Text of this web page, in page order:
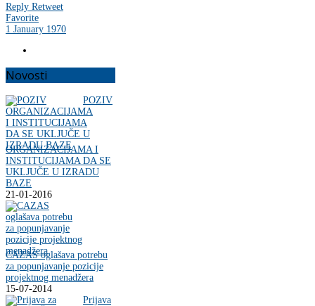
Reply Retweet
Favorite
1 January 1970
Novosti
POZIV
ORGANIZACIJAMA I
INSTITUCIJAMA DA SE
UKLJUČE U IZRADU
BAZE
21-01-2016
CAZAS oglašava potrebu
za popunjavanje pozicije
projektnog menadžera
15-07-2014
Prijava